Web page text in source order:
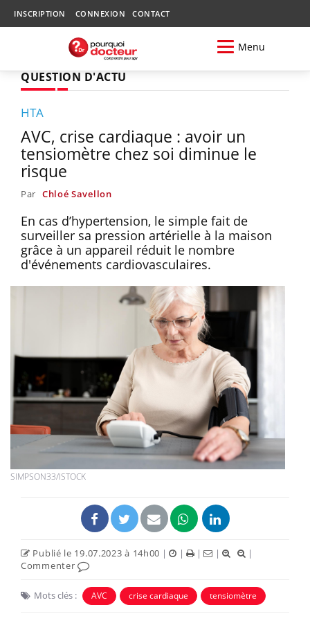
INSCRIPTION CONNEXION CONTACT
Menu
QUESTION D'ACTU
HTA
AVC, crise cardiaque : avoir un
tensiomètre chez soi diminue le
risque
Par Chloé Savellon
En cas d’hypertension, le simple fait de
surveiller sa pression artérielle à la maison
grâce à un appareil réduit le nombre
d'événements cardiovasculaires.
SIMPSON33/ISTOCK
Publié le 19.07.2023 à 14h00 | | | |
|
Commenter
Mots clés : AVC crise cardiaque tensiomètre